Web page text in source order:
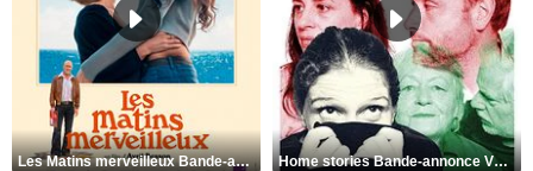
Les Matins merveilleux Bande-annonce VF Home stories Bande-annonce VO STFR